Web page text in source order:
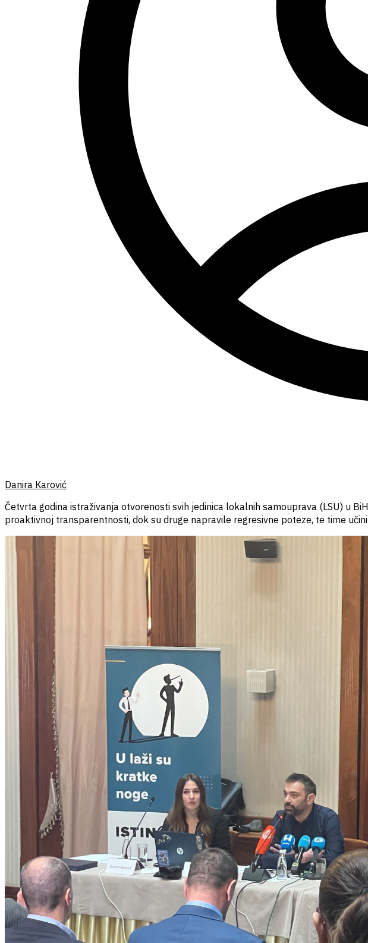
Danira Karović
Četvrta godina istraživanja otvorenosti svih jedinica lokalnih samouprava (LSU) u
proaktivnoj transparentnosti, dok su druge napravile regresivne poteze, te time